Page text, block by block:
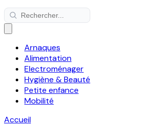
Arnaques
Alimentation
Electroménager
Hygiène & Beauté
Petite enfance
Mobilité
Accueil